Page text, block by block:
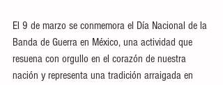
El 9 de marzo se conmemora el Día Nacional de la
Banda de Guerra en México, una actividad que
resuena con orgullo en el corazón de nuestra
nación y representa una tradición arraigada en